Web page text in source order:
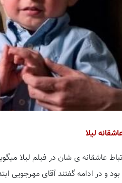
لیلا
عاشقانه ی شان در فیلم لیلا
و در ادامه گفتند آقای مهرجویی